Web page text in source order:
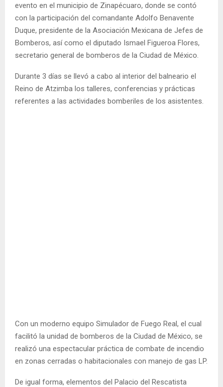
evento en el municipio de Zinapécuaro, donde se contó
con la participación del comandante Adolfo Benavente
Duque, presidente de la Asociación Mexicana de Jefes de
Bomberos, así como el diputado Ismael Figueroa Flores,
secretario general de bomberos de la Ciudad de México.
Durante 3 días se llevó a cabo al interior del balneario el
Reino de Atzimba los talleres, conferencias y prácticas
referentes a las actividades bomberiles de los asistentes.
Con un moderno equipo Simulador de Fuego Real, el cual
facilitó la unidad de bomberos de la Ciudad de México, se
realizó una espectacular práctica de combate de incendio
en zonas cerradas o habitacionales con manejo de gas LP.
De igual forma, elementos del Palacio del Rescatista